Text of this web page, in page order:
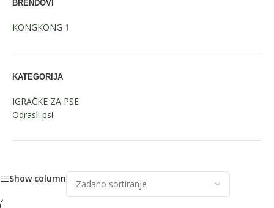
BRENDOVI
KONGKONG 1
KATEGORIJA
IGRAČKE ZA PSE
Odrasli psi
Show column